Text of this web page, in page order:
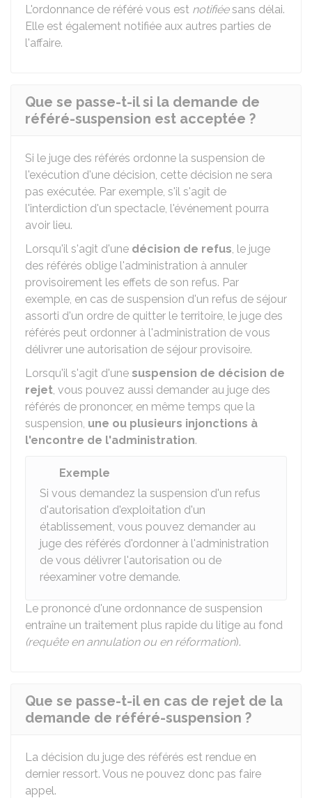
L'ordonnance de référé vous est notifiéesans délai.
Elle est également notifiée aux autres parties de
l'affaire.
Que se passe-t-il si la demande de
référé-suspension est acceptée ?
Si le juge des référés ordonne la suspension de
l'exécution d'une décision, cette décision ne sera
pas exécutée. Par exemple, s'il s'agit de
l'interdiction d'un spectacle, l'événement pourra
avoir lieu.
Lorsqu'il s'agit d'une décision de refus, le juge
des référés oblige l'administration à annuler
provisoirement les effets de son refus. Par
exemple, en cas de suspension d'un refus de séjour
assorti d'un ordre de quitter le territoire, le juge des
référés peut ordonner à l'administration de vous
délivrer une autorisation de séjour provisoire.
Lorsqu'il s'agit d'une suspension de décision de
rejet, vous pouvez aussi demander au juge des
référés de prononcer, en même temps que la
suspension, une ou plusieurs injonctions à
l'encontre de l'administration.
Exemple
Si vous demandez la suspension d'un refus
d'autorisation d'exploitation d'un
établissement, vous pouvez demander au
juge des référés d'ordonner à l'administration
de vous délivrer l'autorisation ou de
réexaminer votre demande.
Le prononcé d'une ordonnance de suspension
entraîne un traitement plus rapide du litige au fond
(requête en annulation ou en réformation).
Que se passe-t-il en cas de rejet de la
demande de référé-suspension ?
La décision du juge des référés est rendue en
dernier ressort. Vous ne pouvez donc pas faire
appel.